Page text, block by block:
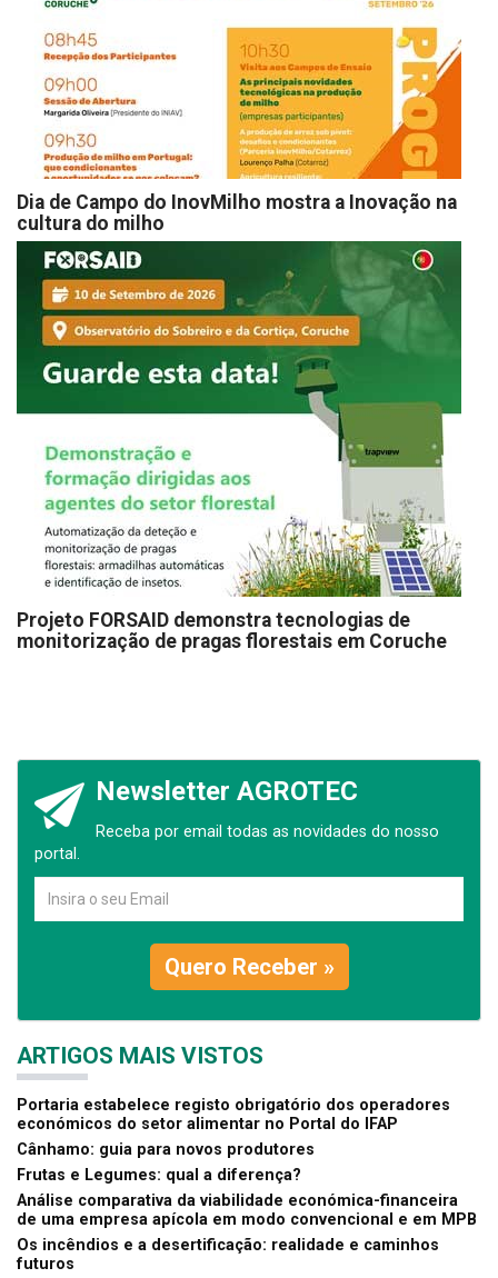
Dia de Campo do InovMilho mostra a Inovação na
cultura do milho
Projeto FORSAID demonstra tecnologias de
monitorização de pragas florestais em Coruche
Newsletter AGROTEC
Receba por email todas as novidades do nosso
portal.
Quero Receber »
ARTIGOS MAIS VISTOS
Portaria estabelece registo obrigatório dos operadores
económicos do setor alimentar no Portal do IFAP
Cânhamo: guia para novos produtores
Frutas e Legumes: qual a diferença?
Análise comparativa da viabilidade económica-financeira
de uma empresa apícola em modo convencional e em MPB
Os incêndios e a desertificação: realidade e caminhos
futuros